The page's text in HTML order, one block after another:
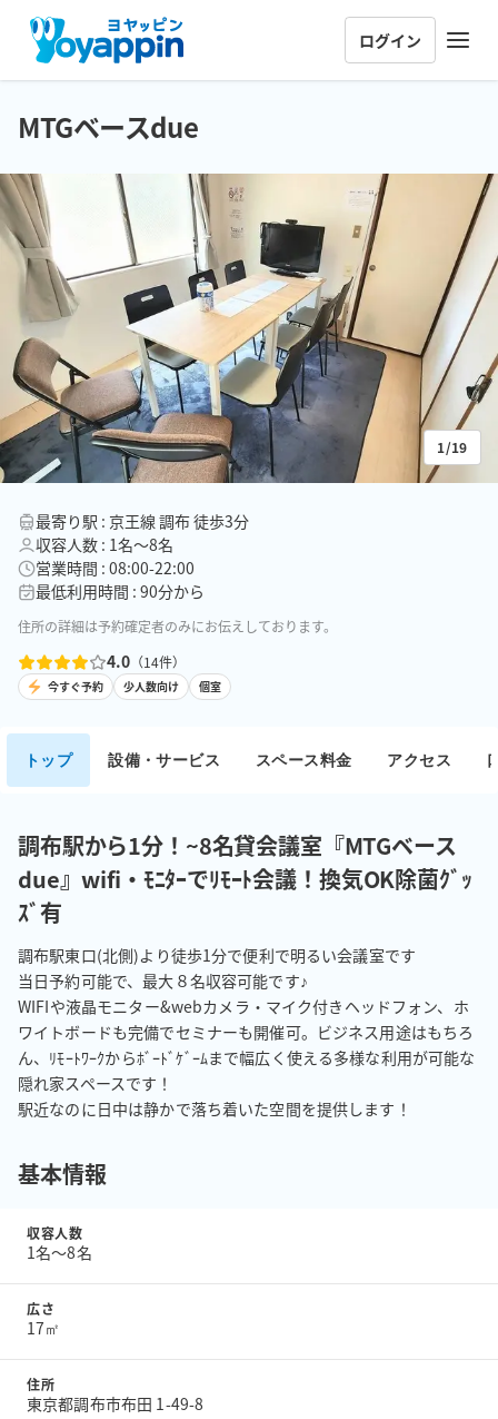
ログイン
1/19
最寄り駅 : 京王線 調布 徒歩3分
収容人数 : 1名〜8名
営業時間 : 08:00-22:00
最低利用時間 : 90分から
住所の詳細は予約確定者のみにお伝えしております。
4.0 （14件）
今すぐ予約 少人数向け 個室
MTGベースdue
トップ 設備・サービス スペース料金 アクセス
調布駅から1分！~8名貸会議室『MTGベース
due』wifi・ﾓﾆﾀｰでﾘﾓｰﾄ会議！換気OK除菌ｸﾞｯ
ｽﾞ有
調布駅東口(北側)より徒歩1分で便利で明るい会議室です
当日予約可能で、最大８名収容可能です♪
WIFIや液晶モニター&webカメラ・マイク付きヘッドフォン、ホ
ワイトボードも完備でセミナーも開催可。ビジネス用途はもちろ
ん、ﾘﾓｰﾄﾜｰｸからﾎﾞｰﾄﾞｹﾞｰﾑまで幅広く使える多様な利用が可能な
隠れ家スペースです！
駅近なのに日中は静かで落ち着いた空間を提供します！
基本情報
収容人数
1名〜8名
広さ
17㎡
住所
東京都調布市布田 1-49-8